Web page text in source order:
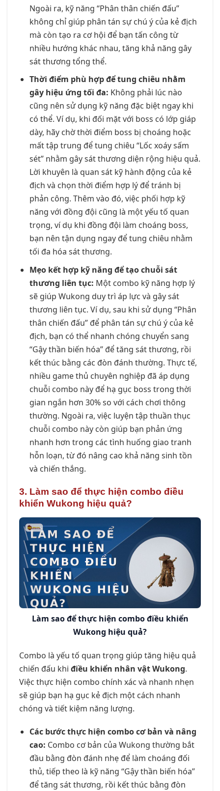
Ngoài ra, kỹ năng “Phân thân chiến đấu”
không chỉ giúp phân tán sự chú ý của kẻ địch
mà còn tạo ra cơ hội để bạn tấn công từ
nhiều hướng khác nhau, tăng khả năng gây
sát thương tổng thể.
Thời điểm phù hợp để tung chiêu nhằm
gây hiệu ứng tối đa: Không phải lúc nào
cũng nên sử dụng kỹ năng đặc biệt ngay khi
có thể. Ví dụ, khi đối mặt với boss có lớp giáp
dày, hãy chờ thời điểm boss bị choáng hoặc
mất tập trung để tung chiêu “Lốc xoáy sấm
sét” nhằm gây sát thương diện rộng hiệu quả.
Lời khuyên là quan sát kỹ hành động của kẻ
địch và chọn thời điểm hợp lý để tránh bị
phản công. Thêm vào đó, việc phối hợp kỹ
năng với đồng đội cũng là một yếu tố quan
trọng, ví dụ khi đồng đội làm choáng boss,
bạn nên tận dụng ngay để tung chiêu nhằm
tối đa hóa sát thương.
Mẹo kết hợp kỹ năng để tạo chuỗi sát
thương liên tục: Một combo kỹ năng hợp lý
sẽ giúp Wukong duy trì áp lực và gây sát
thương liên tục. Ví dụ, sau khi sử dụng “Phân
thân chiến đấu” để phân tán sự chú ý của kẻ
địch, bạn có thể nhanh chóng chuyển sang
“Gậy thần biến hóa” để tăng sát thương, rồi
kết thúc bằng các đòn đánh thường. Thực tế,
nhiều game thủ chuyên nghiệp đã áp dụng
chuỗi combo này để hạ gục boss trong thời
gian ngắn hơn 30% so với cách chơi thông
thường. Ngoài ra, việc luyện tập thuần thục
chuỗi combo này còn giúp bạn phản ứng
nhanh hơn trong các tình huống giao tranh
hỗn loạn, từ đó nâng cao khả năng sinh tồn
và chiến thắng.
3. Làm sao để thực hiện combo điều
khiển Wukong hiệu quả?
Làm sao để thực hiện combo điều khiển
Wukong hiệu quả?
Combo là yếu tố quan trọng giúp tăng hiệu quả
chiến đấu khi điều khiển nhân vật Wukong.
Việc thực hiện combo chính xác và nhanh nhẹn
sẽ giúp bạn hạ gục kẻ địch một cách nhanh
chóng và tiết kiệm năng lượng.
Các bước thực hiện combo cơ bản và nâng
cao: Combo cơ bản của Wukong thường bắt
đầu bằng đòn đánh nhẹ để làm choáng đối
thủ, tiếp theo là kỹ năng “Gậy thần biến hóa”
để tăng sát thương, rồi kết thúc bằng đòn